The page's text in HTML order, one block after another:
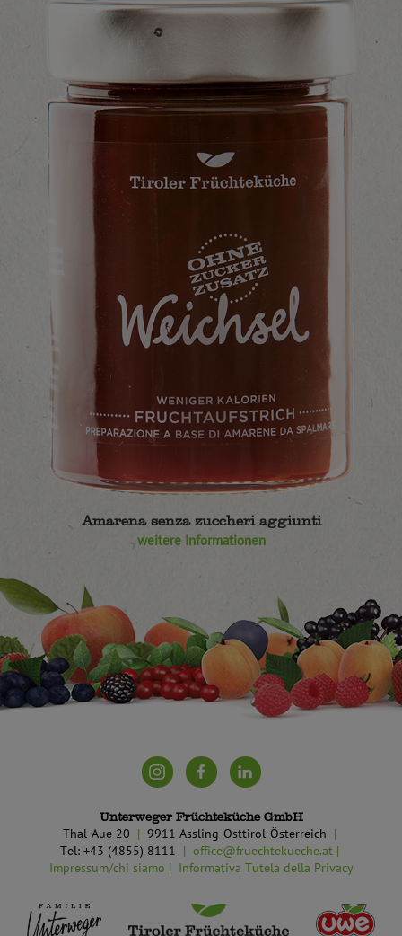
Amarena senza zuccheri aggiunti
weitere Informationen
Unterweger Früchteküche GmbH
Thal-Aue 20
9911 Assling-Osttirol-Österreich
Tel: +43 (4855) 8111
office@fruechtekueche.at
Impressum/chi siamo
Informativa Tutela della Privacy